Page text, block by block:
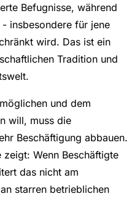
Befugnisse, während
insbesondere für jene
wird. Das ist ein
Tradition und
und dem
will, muss die
Beschäftigung abbauen.
Wenn Beschäftigte
das nicht am
starren betrieblichen